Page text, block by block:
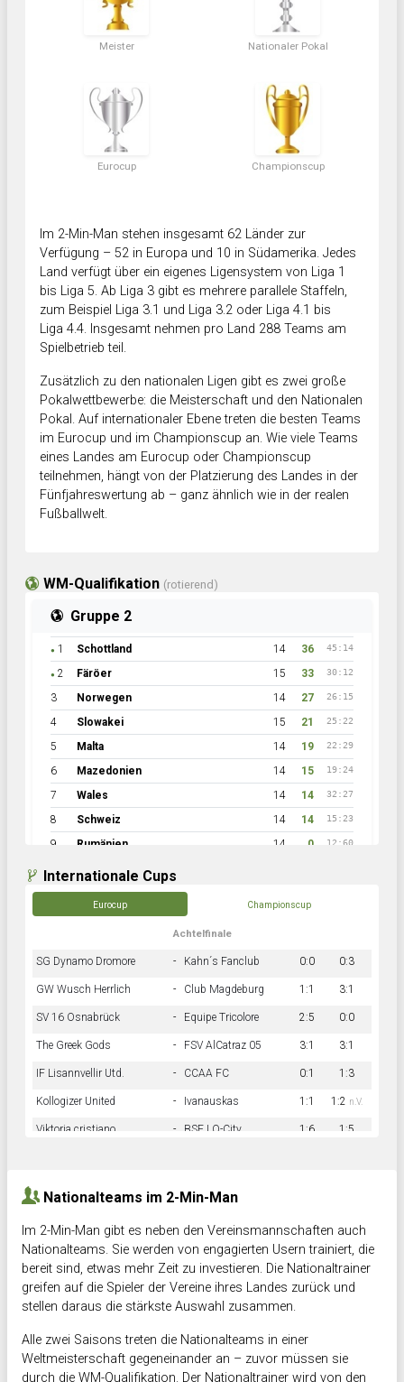
Meister Nationaler Pokal
Eurocup Championscup
Im 2-Min-Man stehen insgesamt 62 Länder zur
Verfügung – 52 in Europa und 10 in Südamerika. Jedes
Land verfügt über ein eigenes Ligensystem von Liga 1
bis Liga 5. Ab Liga 3 gibt es mehrere parallele Staffeln,
zum Beispiel Liga 3.1 und Liga 3.2 oder Liga 4.1 bis
Liga 4.4. Insgesamt nehmen pro Land 288 Teams am
Spielbetrieb teil.
Zusätzlich zu den nationalen Ligen gibt es zwei große
Pokalwettbewerbe: die Meisterschaft und den Nationalen
Pokal. Auf internationaler Ebene treten die besten Teams
im Eurocup und im Championscup an. Wie viele Teams
eines Landes am Eurocup oder Championscup
teilnehmen, hängt von der Platzierung des Landes in der
Fünfjahreswertung ab – ganz ähnlich wie in der realen
Fußballwelt.
WM-Qualifikation (rotierend)
Gruppe 2
● 1 Schottland 14 36 45:14
● 2 Färöer 15 33 30:12
3 Norwegen 14 27 26:15
4 Slowakei 15 21 25:22
5 Malta 14 19 22:29
6 Mazedonien 14 15 19:24
7 Wales 14 14 32:27
8 Schweiz 14 14 15:23
9 Rumänien 14 0 12:60
Internationale Cups
Eurocup Championscup
Achtelfinale
SG Dynamo Dromore - Kahn´s Fanclub 0:0 0:3
GW Wusch Herrlich - Club Magdeburg 1:1 3:1
SV 16 Osnabrück - Equipe Tricolore 2:5 0:0
The Greek Gods - FSV AlCatraz 05 3:1 3:1
IF Lisannvellir Utd. - CCAA FC 0:1 1:3
Kollogizer United - Ivanauskas 1:1 1:2 n.V.
Viktoria cristiano - BSF LO-City 1:6 1:5
Nationalteams im 2-Min-Man
Im 2-Min-Man gibt es neben den Vereinsmannschaften auch
Nationalteams. Sie werden von engagierten Usern trainiert, die
bereit sind, etwas mehr Zeit zu investieren. Die Nationaltrainer
greifen auf die Spieler der Vereine ihres Landes zurück und
stellen daraus die stärkste Auswahl zusammen.
Alle zwei Saisons treten die Nationalteams in einer
Weltmeisterschaft gegeneinander an – zuvor müssen sie
durch die WM-Qualifikation. Der Nationaltrainer wird von den